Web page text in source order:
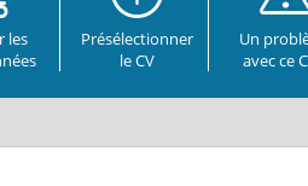
les
Présélectionner
le CV
Un
avec ce